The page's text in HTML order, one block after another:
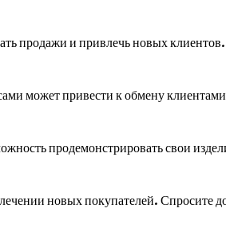
продажи и привлечь новых
может привести к обмену
продемонстрировать свои
новых покупателей. Спросите